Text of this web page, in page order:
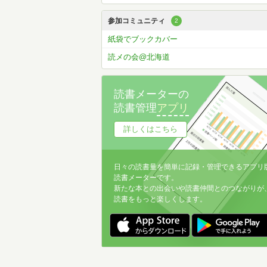
参加コミュニティ 2
紙袋でブックカバー
読メの会@北海道
読書メーターの
読書管理アプリ
詳しくはこちら
日々の読書量を簡単に記録・管理できるアプリ
読書メーターです。
新たな本との出会いや読書仲間とのつながりが
読書をもっと楽しくします。